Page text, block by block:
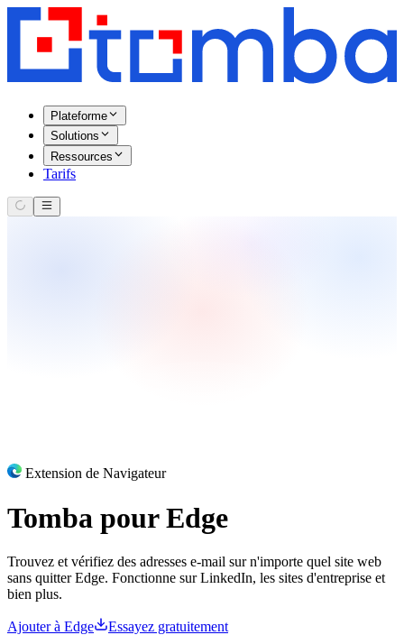
Plateforme
Solutions
Ressources
Tarifs
Extension de Navigateur
Tomba pourEdge
Trouvez et vérifiez des adresses e-mail sur n'importe quel site web
sans quitter Edge. Fonctionne sur LinkedIn, les sites d'entreprise et
bien plus.
Ajouter à Edge Essayez gratuitement